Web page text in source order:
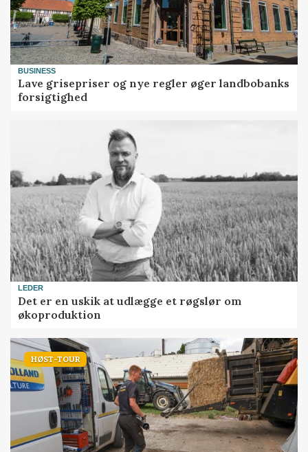
BUSINESS
Lave grisepriser og nye regler øger landbobanks
forsigtighed
LEDER
Det er en uskik at udlægge et røgslør om
økoproduktion
HØST-TOUR